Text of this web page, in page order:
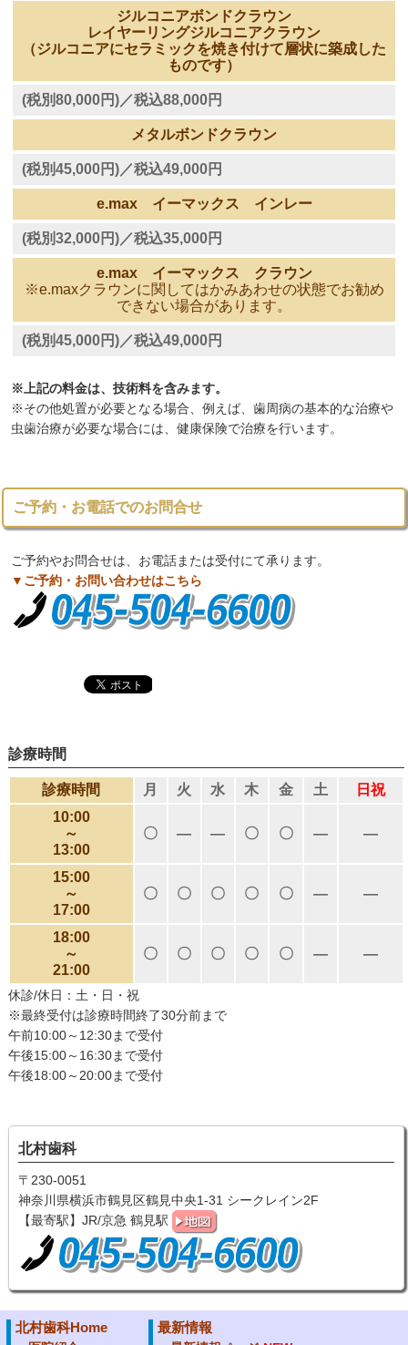
ジルコニアボンドクラウン
レイヤーリングジルコニアクラウン
（ジルコニアにセラミックを焼き付けて層状に築成した
ものです）
(税別80,000円)／税込88,000円
メタルボンドクラウン
(税別45,000円)／税込49,000円
e.max イーマックス インレー
(税別32,000円)／税込35,000円
e.max イーマックス クラウン
※e.maxクラウンに関してはかみあわせの状態でお勧め
できない場合があります。
(税別45,000円)／税込49,000円
※上記の料金は、技術料を含みます。
※その他処置が必要となる場合、例えば、歯周病の基本的な治療や
虫歯治療が必要な場合には、健康保険で治療を行います。
ご予約・お電話でのお問合せ
ご予約やお問合せは、お電話または受付にて承ります。
▼ご予約・お問い合わせはこちら
診療時間
診療時間 月 火 水 木 金 土
日祝
10:00
～
13:00
〇 ― ― 〇 〇 ― ―
15:00
～
17:00
〇 〇 〇 〇 〇 ― ―
18:00
～
21:00
〇 〇 〇 〇 〇 ― ―
休診/休日：土・日・祝
※最終受付は診療時間終了30分前まで
午前10:00～12:30まで受付
午後15:00～16:30まで受付
午後18:00～20:00まで受付
北村歯科
〒230-0051
神奈川県横浜市鶴見区鶴見中央1-31 シークレイン2F
【最寄駅】JR/京急 鶴見駅
北村歯科Home 最新情報